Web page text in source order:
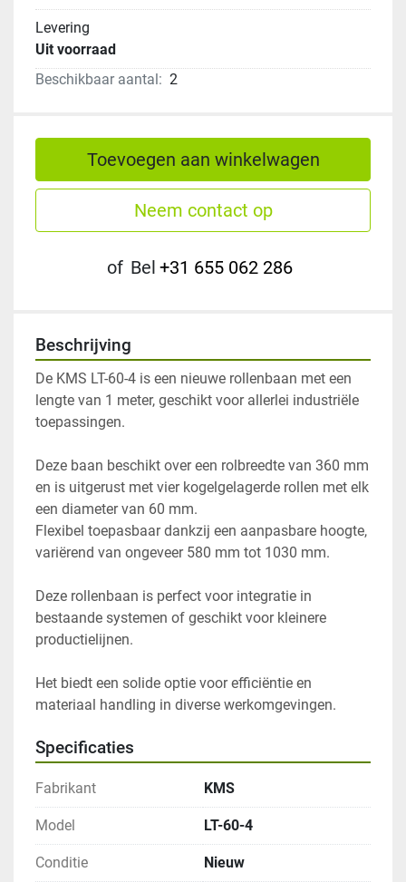
Levering
Uit voorraad
Beschikbaar aantal: 2
Toevoegen aan winkelwagen
Neem contact op
of Bel +31 655 062 286
Beschrijving
De KMS LT-60-4 is een nieuwe rollenbaan met een
lengte van 1 meter, geschikt voor allerlei industriële
toepassingen.
Deze baan beschikt over een rolbreedte van 360 mm
en is uitgerust met vier kogelgelagerde rollen met elk
een diameter van 60 mm.
Flexibel toepasbaar dankzij een aanpasbare hoogte,
variërend van ongeveer 580 mm tot 1030 mm.
Deze rollenbaan is perfect voor integratie in
bestaande systemen of geschikt voor kleinere
productielijnen.
Het biedt een solide optie voor efficiëntie en
materiaal handling in diverse werkomgevingen.
Specificaties
Fabrikant KMS
Model LT-60-4
Conditie Nieuw